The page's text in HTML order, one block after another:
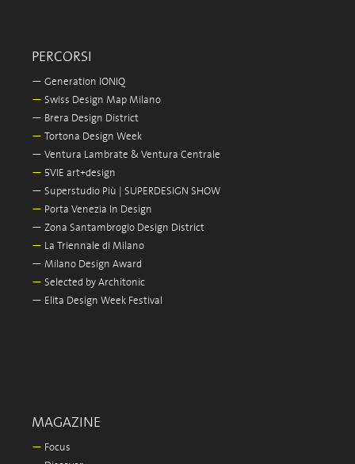
PERCORSI
— Generation IONIQ
— Swiss Design Map Milano
— Brera Design District
— Tortona Design Week
— Ventura Lambrate & Ventura Centrale
— 5VIE art+design
— Superstudio Più | SUPERDESIGN SHOW
— Porta Venezia In Design
— Zona Santambrogio Design District
— La Triennale di Milano
— Milano Design Award
— Selected by Architonic
— Elita Design Week Festival
MAGAZINE
— Focus